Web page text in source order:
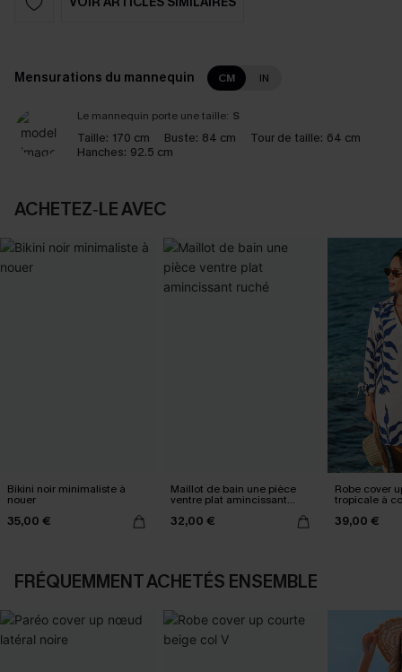
Mensurations du mannequin CM IN
Le mannequin porte une taille: S
Taille: 170 cm Buste: 84 cm Tour de taille: 64 cm
Hanches: 92.5 cm
ACHETEZ‑LE AVEC
Bikini noir minimaliste à
nouer
35,00 €
Maillot de bain une pièce
ventre plat amincissant
32,00 €
Robe cover
tropicale à
39,00 €
FRÉQUEMMENT ACHETÉS ENSEMBLE